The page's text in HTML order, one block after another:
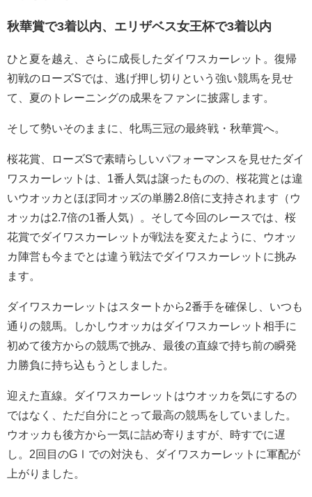
秋華賞で3着以内、エリザベス女王杯で3着以内
ひと夏を越え、さらに成長したダイワスカーレット。復帰
初戦のローズSでは、逃げ押し切りという強い競馬を見せ
て、夏のトレーニングの成果をファンに披露します。
そして勢いそのままに、牝馬三冠の最終戦・秋華賞へ。
桜花賞、ローズSで素晴らしいパフォーマンスを見せたダイ
ワスカーレットは、1番人気は譲ったものの、桜花賞とは違
いウオッカとほぼ同オッズの単勝2.8倍に支持されます（ウ
オッカは2.7倍の1番人気）。そして今回のレースでは、桜
花賞でダイワスカーレットが戦法を変えたように、ウオッ
カ陣営も今までとは違う戦法でダイワスカーレットに挑み
ます。
ダイワスカーレットはスタートから2番手を確保し、いつも
通りの競馬。しかしウオッカはダイワスカーレット相手に
初めて後方からの競馬で挑み、最後の直線で持ち前の瞬発
力勝負に持ち込もうとしました。
迎えた直線。ダイワスカーレットはウオッカを気にするの
ではなく、ただ自分にとって最高の競馬をしていました。
ウオッカも後方から一気に詰め寄りますが、時すでに遅
し。2回目のGⅠでの対決も、ダイワスカーレットに軍配が
上がりました。